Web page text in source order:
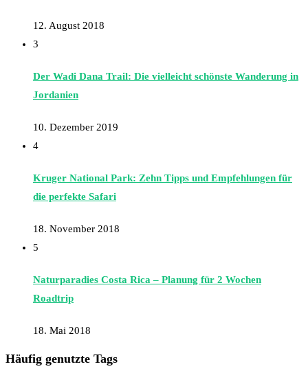
12. August 2018
3
Der Wadi Dana Trail: Die vielleicht schönste Wanderung in
Jordanien
10. Dezember 2019
4
Kruger National Park: Zehn Tipps und Empfehlungen für
die perfekte Safari
18. November 2018
5
Naturparadies Costa Rica – Planung für 2 Wochen
Roadtrip
18. Mai 2018
Häufig genutzte Tags